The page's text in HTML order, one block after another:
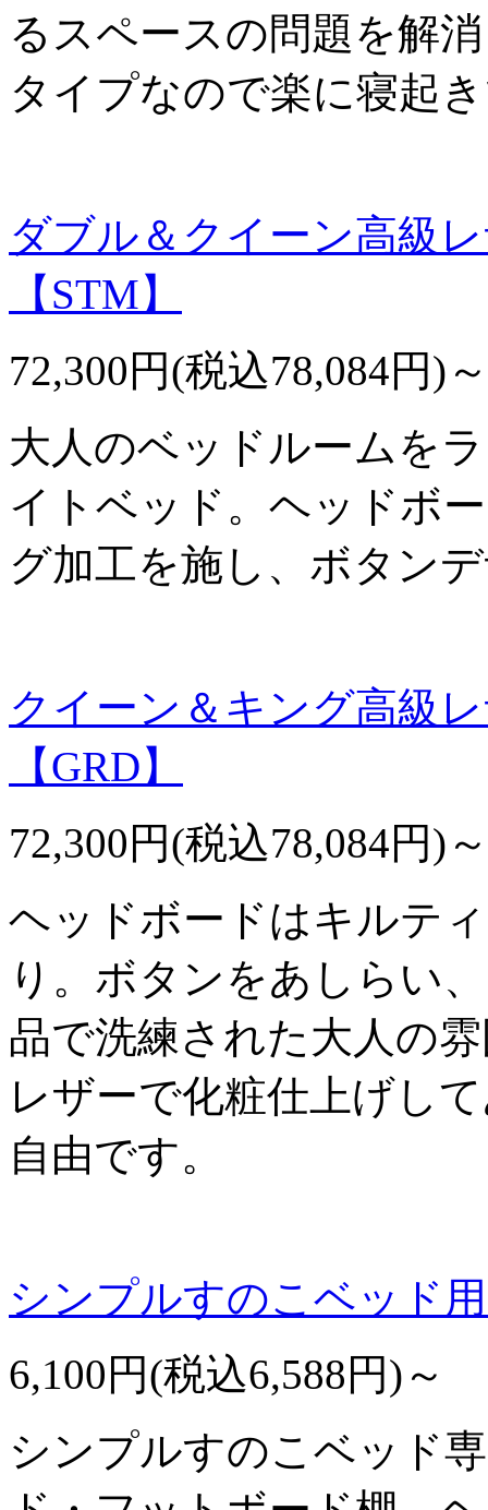
るスペースの問題を解
タイプなので楽に寝起
ダブル＆クイーン高級
【STM】
72,300円(税込78,084円)～
大人のベッドルームを
イトベッド。ヘッドボ
グ加工を施し、ボタン
クイーン＆キング高級
【GRD】
72,300円(税込78,084円)～
ヘッドボードはキルテ
り。ボタンをあしらい
品で洗練された大人の
レザーで化粧仕上げし
自由です。
シンプルすのこベッド
6,100円(税込6,588円)～
シンプルすのこベッド